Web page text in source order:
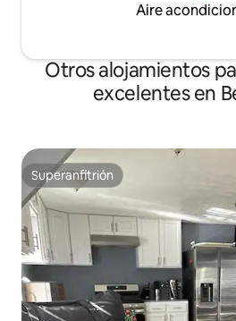
Aire
Otros alojamientos
excelentes en
Superanfitrión
Superanfitrión